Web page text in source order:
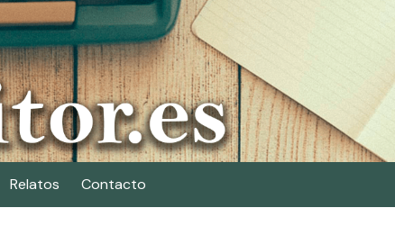
Relatos Contacto